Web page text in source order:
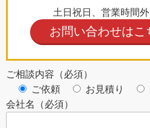
土日祝日、営業時間
お問い合わせはこ
ご相談内容（必須）
ご依頼
お見積り
会社名（必須）